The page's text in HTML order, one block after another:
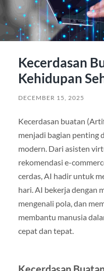
Kecerdasan
Kehidupan
DECEMBER 15, 2025
Kecerdasan buatan
menjadi bagian penting
modern. Dari asisten
rekomendasi e-
cerdas, AI hadir untuk
hari. AI bekerja dengan
mengenali pola, dan
membantu manusia
cepat dan tepat.